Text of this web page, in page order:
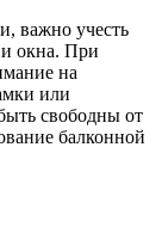
важно учесть
и окна. При
на
или
свободны от
балконной